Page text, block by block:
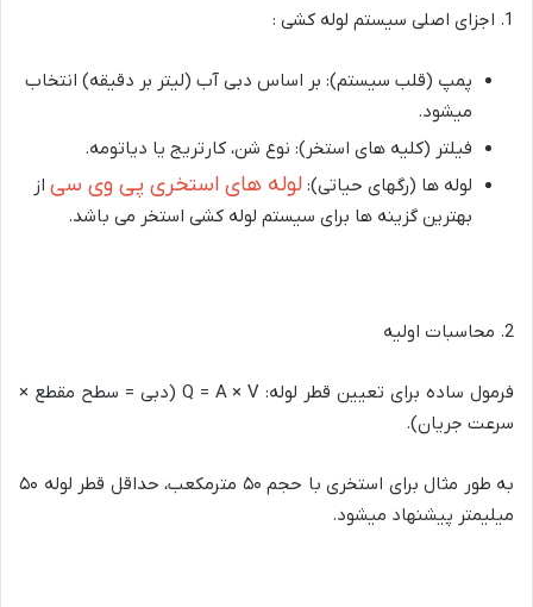
1. اجزای اصلی سیستم لوله کشی :
پمپ (قلب سیستم): بر اساس دبی آب (لیتر بر دقیقه) انتخاب
میشود.
فیلتر (کلیه های استخر): نوع شن، کارتریج یا دیاتومه.
لوله ها (رگهای حیاتی): لوله های استخری پی وی سی از
بهترین گزینه ها برای سیستم لوله کشی استخر می باشد.
2. محاسبات اولیه
فرمول ساده برای تعیین قطر لوله: Q = A × V (
دبی = سطح مقطع ×
سرعت جریان).
به طور مثال برای استخری با حجم ۵۰ مترمکعب، حداقل قطر لوله ۵۰
میلیمتر پیشنهاد میشود.